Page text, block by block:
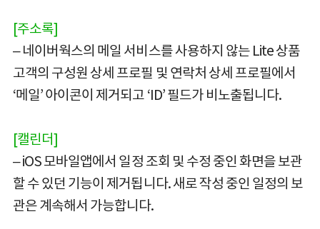
[주소록]
– 네이버웍스의 메일 서비스를 사용하지 않는 Lite 상품
고객의 구성원 상세 프로필 및 연락처 상세 프로필에서
‘메일’ 아이콘이 제거되고 ‘ID’ 필드가 비노출됩니다.
[캘린더]
– iOS 모바일앱에서 일정 조회 및 수정 중인 화면을 보관
할 수 있던 기능이 제거됩니다. 새로 작성 중인 일정의 보
관은 계속해서 가능합니다.